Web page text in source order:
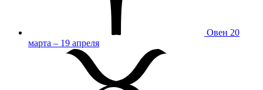
Овен 20
марта – 19 апреля